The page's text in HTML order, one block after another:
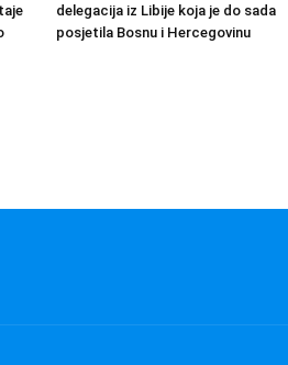
delegacija iz Libije koja je do sada
posjetila Bosnu i Hercegovinu